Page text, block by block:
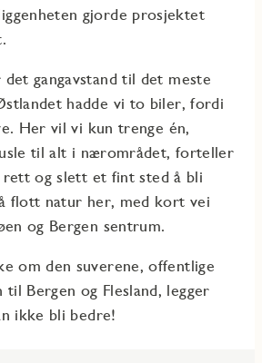
gjorde prosjektet
gangavstand til det meste
hadde vi to biler, fordi
Her vil vi kun trenge én,
til alt i nærområdet, forteller
og slett et fint sted å bli
flott natur her, med kort vei
og Bergen sentrum.
om den suverene, offentlige
til Bergen og Flesland, legger
ikke bli bedre!